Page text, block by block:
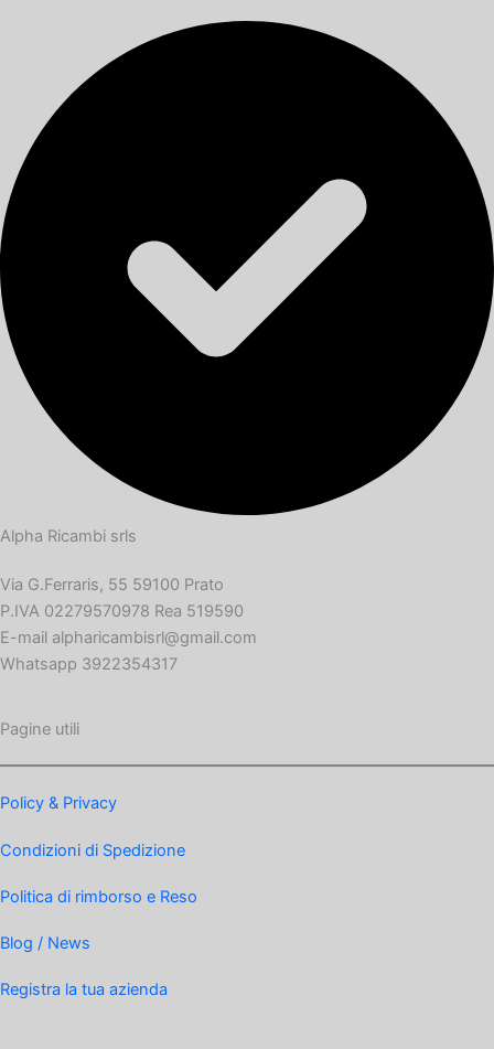
Alpha Ricambi srls
Via G.Ferraris, 55 59100 Prato
P.IVA 02279570978 Rea 519590
E-mail alpharicambisrl@gmail.com
Whatsapp 3922354317
Pagine utili
Policy & Privacy
Condizioni di Spedizione
Politica di rimborso e Reso
Blog / News
Registra la tua azienda